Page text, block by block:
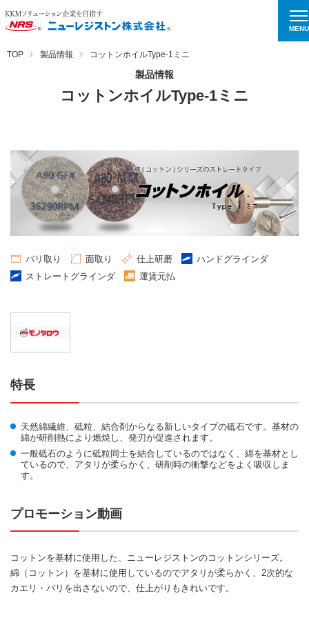
MENU
TOP 製品情報 コットンホイルType-1ミニ
製品情報
コットンホイルType-1ミニ
バリ取り ⾯取り 仕上研磨
ハンドグラインダ
ストレートグラインダ
運賃元払
特長
天然綿繊維、砥粒、結合剤からなる新しいタイプの砥石です。基材の
綿が研削熱により燃焼し、発刃が促進されます。
一般砥石のように砥粒同士を結合しているのではなく、綿を基材とし
ているので、アタリが柔らかく、研削時の衝撃などをよく吸収しま
す。
プロモーション動画
コットンを基材に使用した、ニューレジストンのコットンシリーズ。
綿（コットン）を基材に使用しているのでアタリが柔らかく、2次的な
カエリ・バリを出さないので、仕上がりもきれいです。